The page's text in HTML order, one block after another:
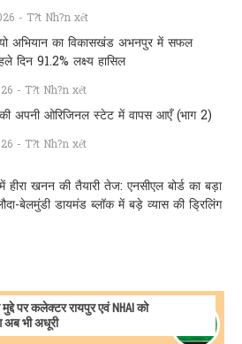
- T?t Nh?n xét
अभियान का विकासखंड अभनपुर में सफल
दिन 91.2% लक्ष्य हासिल
- T?t Nh?n xét
अपनी ओरिजिनल स्टेट में वापस आएँ (भाग 2)
- T?t Nh?n xét
हीरा खनन की तैयारी तेज: एनसीएल बोर्ड का बड़ा
बेलमुंडी डायमंड ब्लॉक में बड़े व्यास की ड्रिलिंग
पर कलेक्टर रायपुर एवं NHAI को
अब भी अधूरी